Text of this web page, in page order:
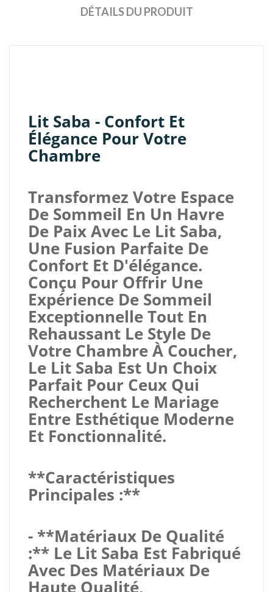
DÉTAILS DU PRODUIT
Lit Saba - Confort Et
Élégance Pour Votre
Chambre
Transformez Votre Espace
De Sommeil En Un Havre
De Paix Avec Le Lit Saba,
Une Fusion Parfaite De
Confort Et D'élégance.
Conçu Pour Offrir Une
Expérience De Sommeil
Exceptionnelle Tout En
Rehaussant Le Style De
Votre Chambre À Coucher,
Le Lit Saba Est Un Choix
Parfait Pour Ceux Qui
Recherchent Le Mariage
Entre Esthétique Moderne
Et Fonctionnalité.
**Caractéristiques
Principales :**
- **Matériaux De Qualité
:** Le Lit Saba Est Fabriqué
Avec Des Matériaux De
Haute Qualité,